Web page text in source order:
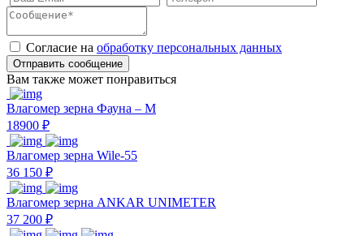
Согласие на обработку персональных данных
Отправить сообщение
Вам также может понравиться
Влагомер зерна Фауна – М
18900 ₽
Влагомер зерна Wile-55
36 150 ₽
Влагомер зерна ANKAR UNIMETER
37 200 ₽